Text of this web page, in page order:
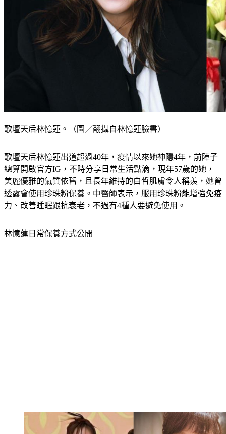
歌壇天后林憶蓮。（圖／翻攝自林憶蓮臉書）
歌壇天后林憶蓮出道超過40年，疫情以來她神隱4年，前陣子
總算開啟官方IG，不時分享日常生活點滴，現年57歲的她，
美麗優雅的氣質依舊，且長年維持的白皙肌膚令人稱羨，她曾
透露會使用珍珠粉保養。中醫師表示，服用珍珠粉能增強免疫
力、改善睡眠跟抗衰老，不過有4種人要避免使用。
林憶蓮日常保養方式公開